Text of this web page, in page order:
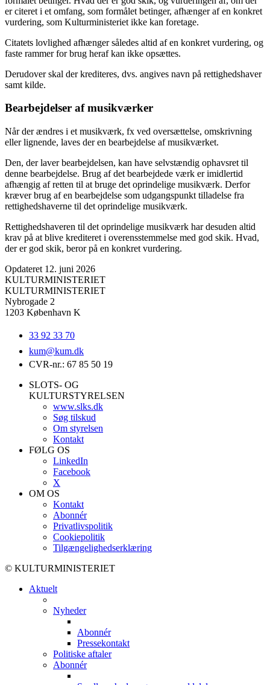
er citeret i et omfang, som formålet betinger, afhænger af en konkret
vurdering, som Kulturministeriet ikke kan foretage.
Citatets lovlighed afhænger således altid af en konkret vurdering, og
faste rammer for brug heraf kan ikke opsættes.
Derudover skal der krediteres, dvs. angives navn på rettighedshaver
samt kilde.
Bearbejdelser af musikværker
Når der ændres i et musikværk, fx ved oversættelse, omskrivning
eller lignende, laves der en bearbejdelse af musikværket.
Den, der laver bearbejdelsen, kan have selvstændig ophavsret til
denne bearbejdelse. Brug af det bearbejdede værk er imidlertid
afhængig af retten til at bruge det oprindelige musikværk. Derfor
kræver brug af en bearbejdelse som udgangspunkt tilladelse fra
rettighedshaverne til det oprindelige musikværk.
Rettighedshaveren til det oprindelige musikværk har desuden altid
krav på at blive krediteret i overensstemmelse med god skik. Hvad,
der er god skik, beror på en konkret vurdering.
Opdateret 12. juni 2026
KULTURMINISTERIET
KULTURMINISTERIET
Nybrogade 2
1203 København K
33 92 33 70
kum@kum.dk
CVR-nr.: 67 85 50 19
SLOTS- OG
KULTURSTYRELSEN
www.slks.dk
Søg tilskud
Om styrelsen
Kontakt
FØLG OS
LinkedIn
Facebook
X
OM OS
Kontakt
Abonnér
Privatlivspolitik
Cookiepolitik
Tilgængelighedserklæring
© KULTURMINISTERIET
Aktuelt
Nyheder
Abonnér
Pressekontakt
Politiske aftaler
Abonnér